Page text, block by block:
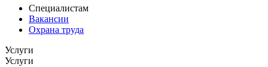
Специалистам
Вакансии
Охрана труда
Услуги
Услуги